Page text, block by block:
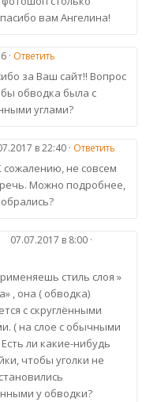
вам Ангелина!
· Ответить
за Ваш сайт!! Вопрос
обводка была с
углами?
в 22:40 · Ответить
сожалению, не совсем
Можно подробнее,
07.07.2017 в 8:00 ·
стиль слоя »
, она ( обводка)
с скруглёнными
( на слое с обычными
ли какие-нибудь
чтобы уголки не
у обводки?